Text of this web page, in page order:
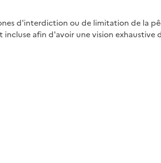
d'interdiction ou de limitation de la
afin d'avoir une vision exhaustive